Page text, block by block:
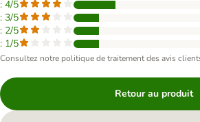
: 4/5
: 3/5
: 2/5
: 1/5
Consultez notre politique de traitement des avis
Retour au produit